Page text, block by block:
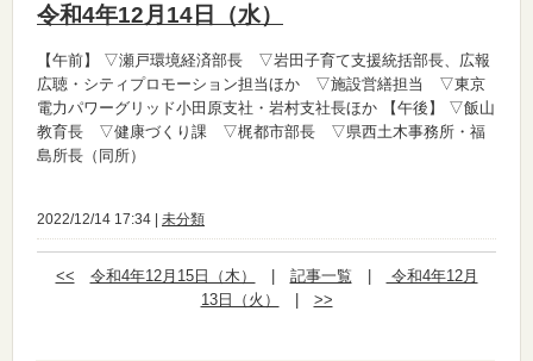
令和4年12月14日（水）
【午前】
▽瀬戸環境経済部長 ▽岩田子育て支援統括部長、広報
広聴・シティプロモーション担当ほか ▽施設営繕担当 ▽東京
電力パワーグリッド小田原支社・岩村支社長ほか 【午後】
▽飯山
教育長 ▽健康づくり課 ▽梶都市部長 ▽県西土木事務所・福
島所長（同所）
2022/12/14 17:34 | 未分類
<< 令和4年12月15日（木） 記事一覧
令和4年12月
13日（火）
>>